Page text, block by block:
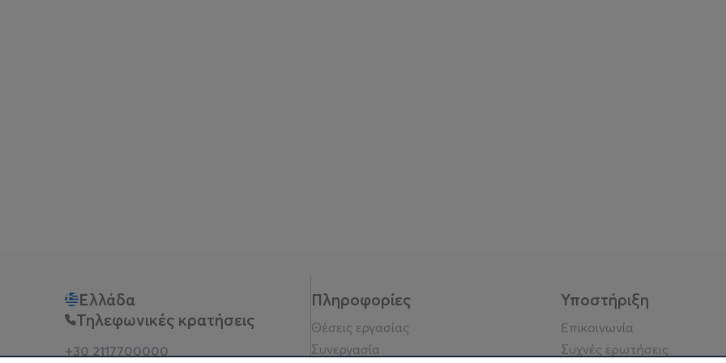
Ελλάδα
Τηλεφωνικές κρατήσεις
+30 2117700000
Πληροφορίες
Θέσεις εργασίας
Συνεργασία
Υποστήριξη
Επικοινωνία
Συχνές ερωτήσεις